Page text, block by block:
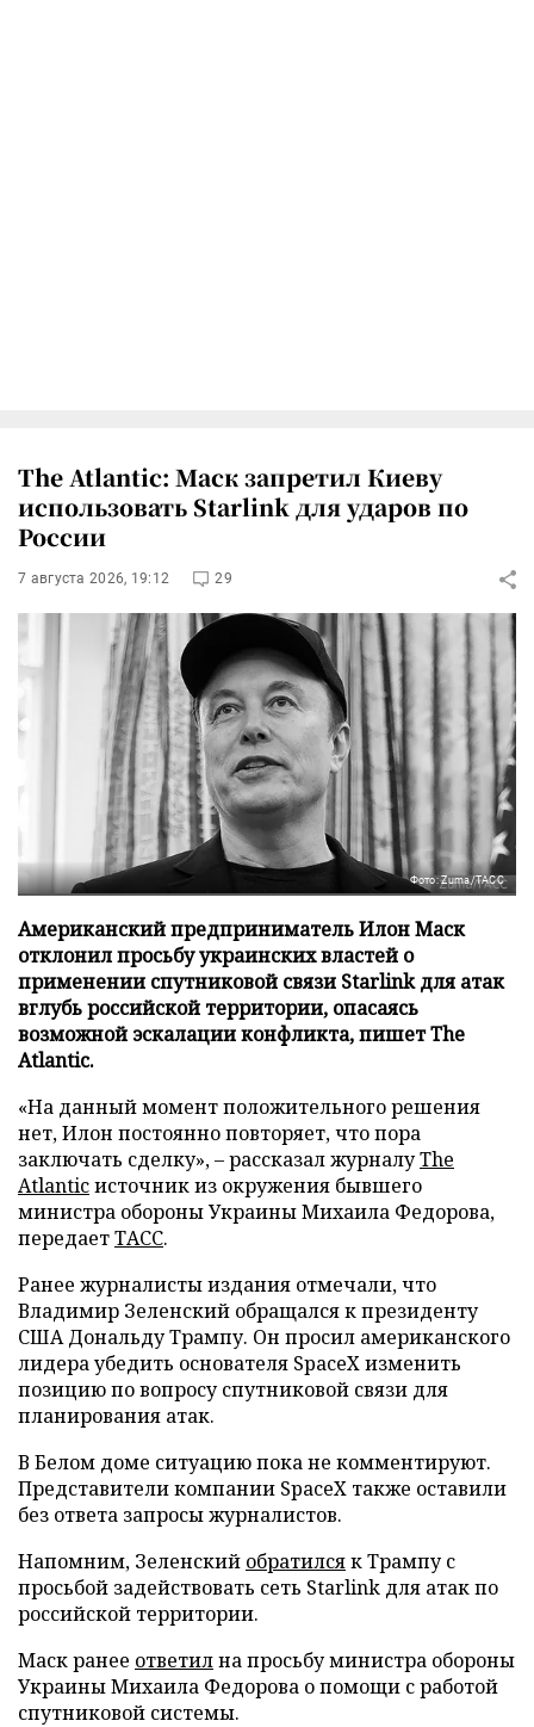
The Atlantic: Маск запретил Киеву
использовать Starlink для ударов по
России
7 августа 2026, 19:12 29
Фото: Zuma/ТАСС
Американский предприниматель Илон Маск
отклонил просьбу украинских властей о
применении спутниковой связи Starlink для атак
вглубь российской территории, опасаясь
возможной эскалации конфликта, пишет The
Atlantic.
«На данный момент положительного решения
нет, Илон постоянно повторяет, что пора
заключать сделку», – рассказал журналуThe
Atlanticисточник из окружения бывшего
министра обороны Украины Михаила Федорова,
передаетТАСС.
Ранее журналисты издания отмечали, что
Владимир Зеленский обращался к президенту
США Дональду Трампу. Он просил американского
лидера убедить основателя SpaceX изменить
позицию по вопросу спутниковой связи для
планирования атак.
В Белом доме ситуацию пока не комментируют.
Представители компании SpaceX также оставили
без ответа запросы журналистов.
Напомним, Зеленский обратилсяк Трампу с
просьбой задействовать сеть Starlink для атак по
российской территории.
Маск ранее ответилна просьбу министра обороны
Украины Михаила Федорова о помощи с работой
спутниковой системы.